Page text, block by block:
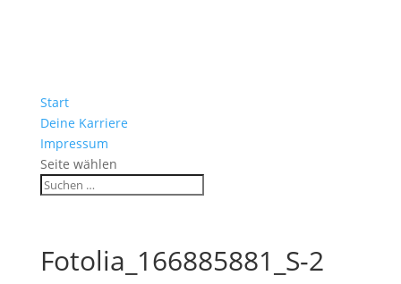
Start
Deine Karriere
Impressum
Seite wählen
Fotolia_166885881_S-2